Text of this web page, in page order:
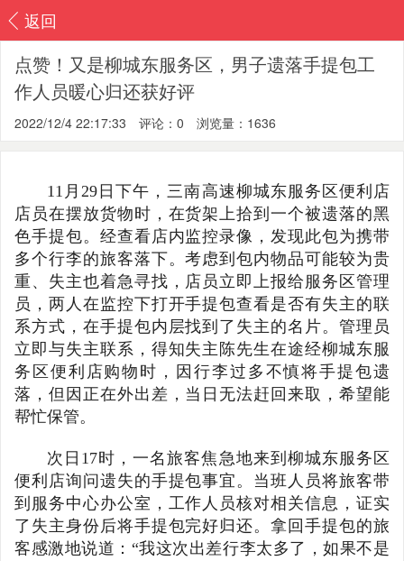
返回
点赞！又是柳城东服务区，男子遗落手提包工
作人员暖心归还获好评
2022/12/4 22:17:33 评论：0 浏览量：1636
11月29日下午，三南高速柳城东服务区便利店
店员在摆放货物时，在货架上拾到一个被遗落的黑
色手提包。经查看店内监控录像，发现此包为携带
多个行李的旅客落下。考虑到包内物品可能较为贵
重、失主也着急寻找，店员立即上报给服务区管理
员，两人在监控下打开手提包查看是否有失主的联
系方式，在手提包内层找到了失主的名片。管理员
立即与失主联系，得知失主陈先生在途经柳城东服
务区便利店购物时，因行李过多不慎将手提包遗
落，但因正在外出差，当日无法赶回来取，希望能
帮忙保管。
次日17时，一名旅客焦急地来到柳城东服务区
便利店询问遗失的手提包事宜。当班人员将旅客带
到服务中心办公室，工作人员核对相关信息，证实
了失主身份后将手提包完好归还。拿回手提包的旅
客感激地说道：“我这次出差行李太多了，如果不是